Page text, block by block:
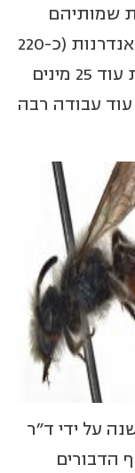
שמותיהם
המדעיים. ישראל עשירה במיוחד באנדרנות (כ-220
מינים), ובאוספי המוזיאון יש לפחות עוד 25 מינים
עוד עבודה רבה
על ידי ד"ר
הדבורים